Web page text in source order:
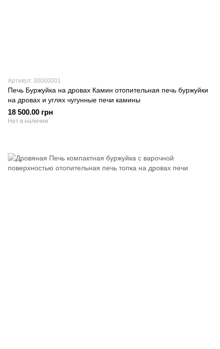
Артикул: 30000001
Печь Буржуйка на дровах Камин отопительная печь буржуйки
на дровах и углях чугунные печи камины
18 500.00 грн
Нет в наличии